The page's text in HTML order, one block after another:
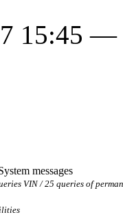
15:45 —
messages
VIN / 25 queries of